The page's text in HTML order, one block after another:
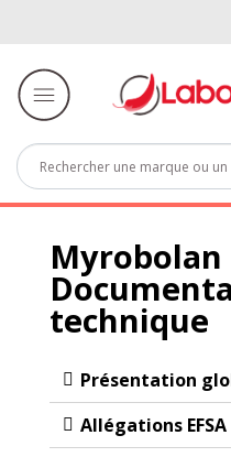
Myrobolan
technique
Présentation
Allégations EFSA​